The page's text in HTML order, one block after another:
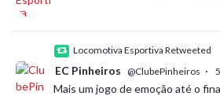
Locomotiva Esportiva Retweeted
EC Pinheiros @ClubePinheiros ·
Mais um jogo de emoção até o